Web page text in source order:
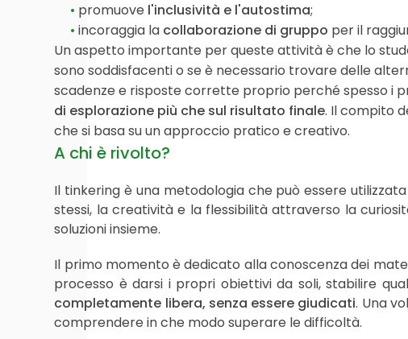
promuove l'inclusività e l'autostima;
incoraggia la collaborazione di gruppo per il
Un aspetto importante per queste attività è che lo
sono soddisfacenti o se è necessario trovare delle
scadenze e risposte corrette proprio perché spesso i
di esplorazione più che sul risultato finale. Il compito
che si basa su un approccio pratico e creativo.
A chi è rivolto?
Il tinkering è una metodologia che può essere utilizzata
stessi, la creatività e la flessibilità attraverso la
soluzioni insieme.
Il primo momento è dedicato alla conoscenza dei
processo è darsi i propri obiettivi da soli, stabilire
completamente libera, senza essere giudicati. Una
comprendere in che modo superare le difficoltà.